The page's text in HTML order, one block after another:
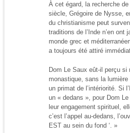
À cet égard, la recherche
siècle, Grégoire de Nysse,
du christianisme peut
traditions de l’Inde n’en
monde grec et
a toujours été attiré
Dom Le Saux eût-il perçu
monastique, sans la
un primat de l’intériorité. Si
un « dedans », pour Dom
leur engagement spirituel,
c’est l’appel au-dedans,
EST au sein du fond ‘. »